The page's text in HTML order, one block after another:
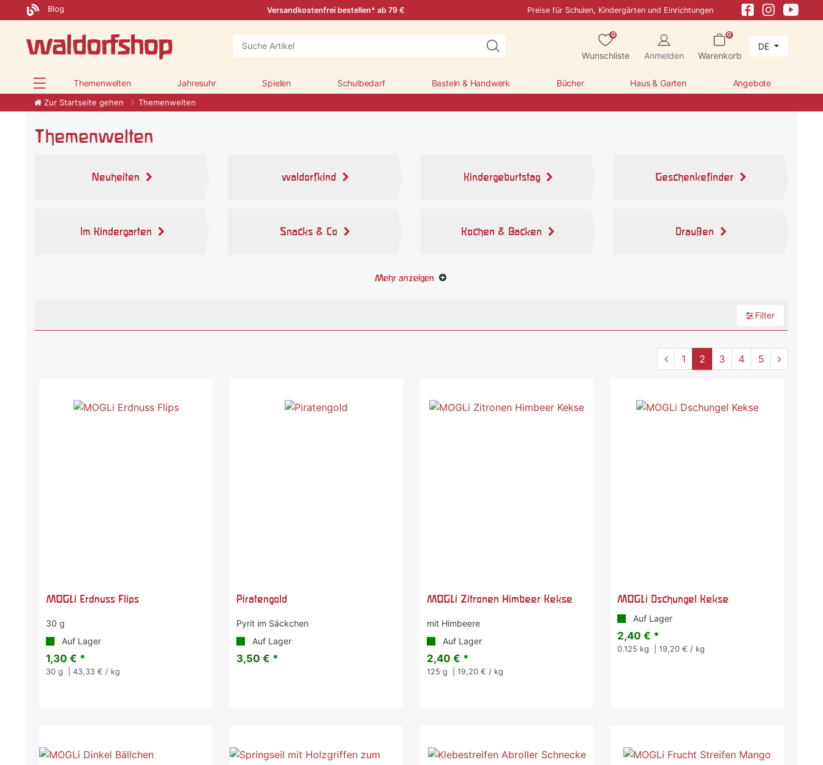
Blog Versandkostenfrei bestellen* ab 79 € Preise für Schulen, Kindergärten und Einrichtungen
0
Wunschliste Anmelden
0
Warenkorb
DE
Themenwelten Jahresuhr Spielen Schulbedarf Basteln & Handwerk Bücher Haus & Garten Angebote
Zur Startseite gehen Themenwelten
Themenwelten
Neuheiten waldorfkind Kindergeburtstag Geschenkefinder
Im Kindergarten Snacks & Co Kochen & Backen Draußen
Mehr anzeigen
Filter
1 2 3 4 5
MOGLi Erdnuss Flips
30 g
Auf Lager
1,30 € *
30 g | 43,33 € / kg
Piratengold
Pyrit im Säckchen
Auf Lager
3,50 € *
MOGLi Zitronen Himbeer Kekse
mit Himbeere
Auf Lager
2,40 € *
125 g | 19,20 € / kg
MOGLi Dschungel Kekse
Auf Lager
2,40 € *
0.125 kg | 19,20 € / kg